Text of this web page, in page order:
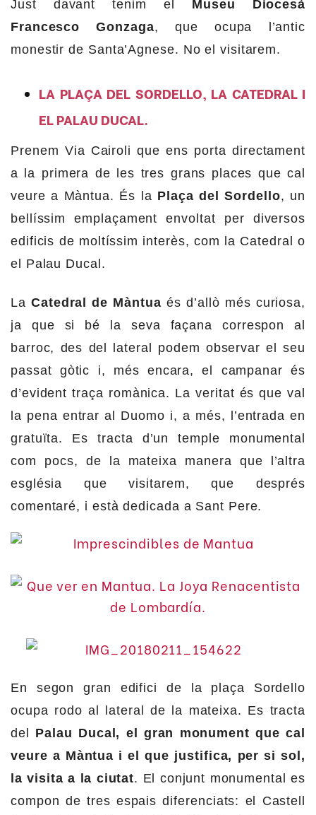
Just davant tenim el Museu Diocesà
Francesco Gonzaga, que ocupa l’antic
monestir de Santa’Agnese. No el visitarem.
LA PLAÇA DEL SORDELLO, LA CATEDRAL I
EL PALAU DUCAL.
Prenem Via Cairoli que ens porta directament
a la primera de les tres grans places que cal
veure a Màntua. És la Plaça del Sordello, un
bellíssim emplaçament envoltat per diversos
edificis de moltíssim interès, com la Catedral o
el Palau Ducal.
LaCatedral de Màntua és d’allò més curiosa,
ja que si bé la seva façana correspon al
barroc, des del lateral podem observar el seu
passat gòtic i, més encara, el campanar és
d’evident traça romànica. La veritat és que val
la pena entrar al Duomo i, a més, l’entrada en
gratuïta. Es tracta d’un temple monumental
com pocs, de la mateixa manera que l’altra
església que visitarem, que després
comentaré, i està dedicada a Sant Pere.
En segon gran edifici de la plaça Sordello
ocupa rodo al lateral de la mateixa. Es tracta
del Palau Ducal, el gran monument que cal
veure a Màntua i el que justifica, per si sol,
la visita a la ciutat. El conjunt monumental es
compon de tres espais diferenciats: el Castell